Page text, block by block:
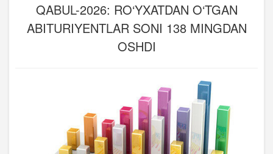
QABUL-2026: RO‘YXATDAN O‘TGAN
ABITURIYENTLAR SONI 138 MINGDAN
OSHDI